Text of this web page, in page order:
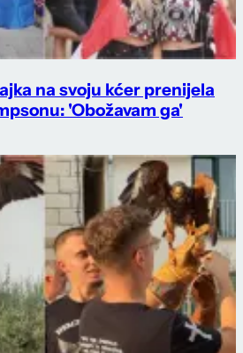
na svoju kćer prenijela
'Obožavam ga'